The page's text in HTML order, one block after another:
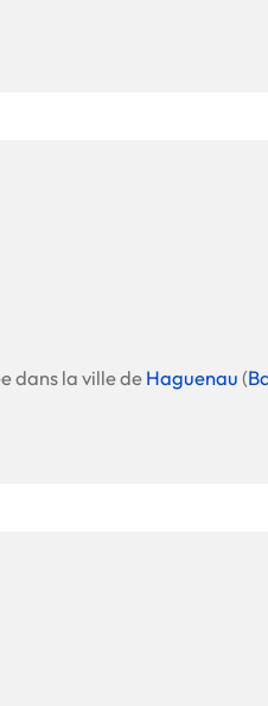
dans la ville deHaguenau(